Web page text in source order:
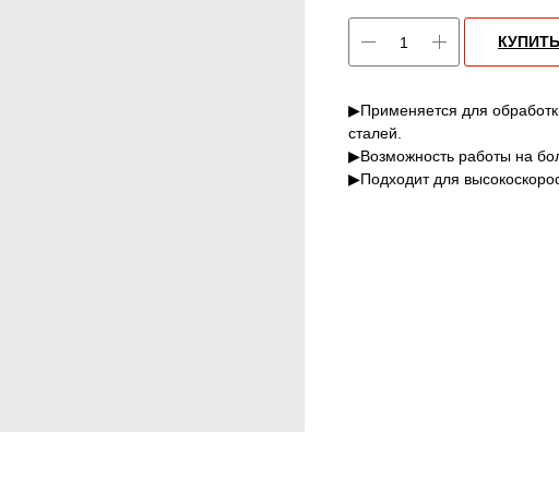
КУПИТЬ
▶Применяется для
сталей.
▶Возможность работы на
▶Подходит для